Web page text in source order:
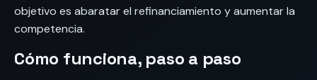
objetivo es abaratar el refinanciamiento y aumentar la
competencia.
Cómo funciona, paso a paso